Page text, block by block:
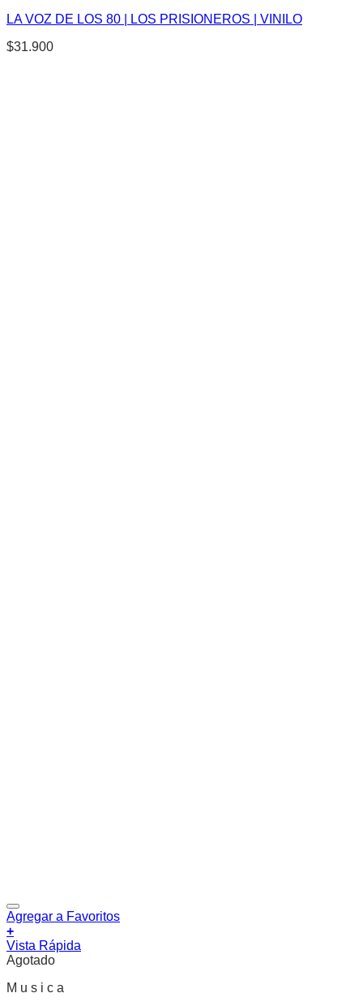
LA VOZ DE LOS 80 | LOS PRISIONEROS | VINILO
$31.900
Agregar a Favoritos
+
Vista Rápida
Agotado
M u s i c a